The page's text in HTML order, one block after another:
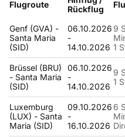
Flugroute
Rückflug
Genf (GVA) -
Santa Maria
(SID)
06.10.2026
-
14.10.2026
9
1
Brüssel (BRU)
- Santa Maria
(SID)
06.10.2026
-
14.10.2026
9
1
Luxemburg
(LUX) - Santa
Maria (SID)
09.10.2026
-
16.10.2026
6